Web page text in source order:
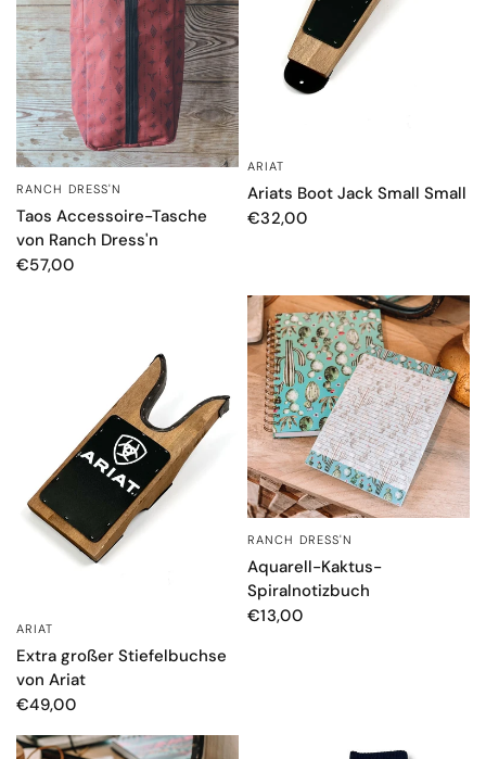
SCHNELLANSICHT
RANCH DRESS'N
Taos Accessoire-Tasche
von Ranch Dress'n
€57,00
ARIAT
Ariats Boot Jack Small Small
€32,00
ARIAT
Extra großer Stiefelbuchse
von Ariat
€49,00
SCHNELLANSICHT
RANCH DRESS'N
Aquarell-Kaktus-
Spiralnotizbuch
€13,00